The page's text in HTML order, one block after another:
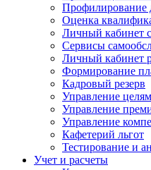
Профилирование
Оценка
Личный кабинет
Сервисы
Личный кабинет
Формирование
Кадровый резерв
Управление
Управление
Управление
Кафетерий льгот
Тестирование и
Учет и расчеты